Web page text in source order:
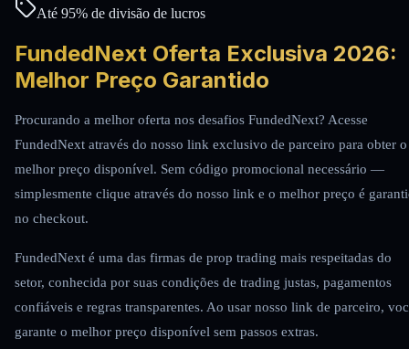
Até 95% de divisão de lucros
FundedNext Oferta Exclusiva 2026:
Melhor Preço Garantido
Procurando a melhor oferta nos desafios FundedNext? Acesse
FundedNext através do nosso link exclusivo de parceiro para obter o
melhor preço disponível. Sem código promocional necessário —
simplesmente clique através do nosso link e o melhor preço é
no checkout.
FundedNext é uma das firmas de prop trading mais respeitadas do
setor, conhecida por suas condições de trading justas, pagamentos
confiáveis e regras transparentes. Ao usar nosso link de parceiro,
garante o melhor preço disponível sem passos extras.